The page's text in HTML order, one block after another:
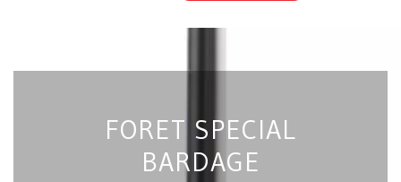
FORET SPECIAL
BARDAGE